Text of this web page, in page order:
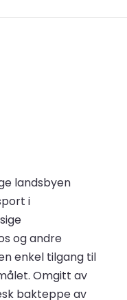
landsbyen
i
og andre
enkel tilgang til
Omgitt av
bakteppe av